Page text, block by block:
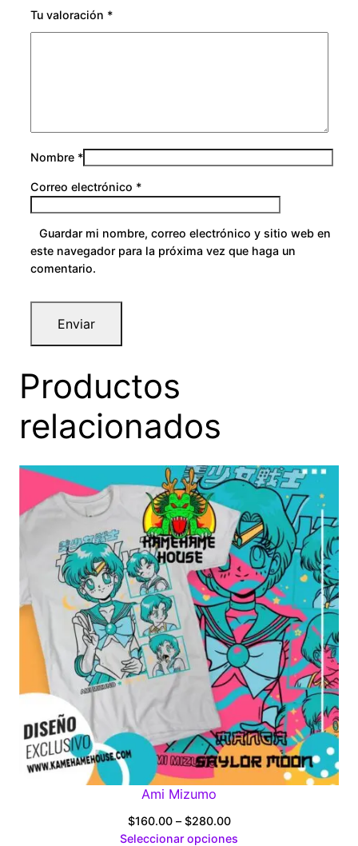
Tu valoración *
Nombre *
Correo electrónico *
Guardar mi nombre, correo electrónico y sitio web en
este navegador para la próxima vez que haga un
comentario.
Productos
relacionados
Ami Mizumo
$160.00 – $280.00Price
range:
Seleccionar opciones